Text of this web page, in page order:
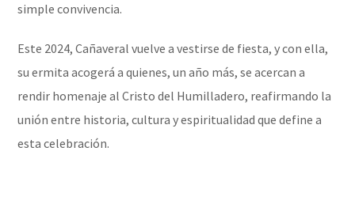
simple convivencia.
Este 2024, Cañaveral vuelve a vestirse de fiesta, y con ella,
su ermita acogerá a quienes, un año más, se acercan a
rendir homenaje al Cristo del Humilladero, reafirmando la
unión entre historia, cultura y espiritualidad que define a
esta celebración.